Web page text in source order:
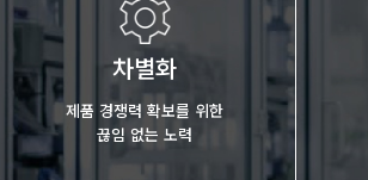
차별화
제품 경쟁력 확보를 위한
끊임 없는 노력